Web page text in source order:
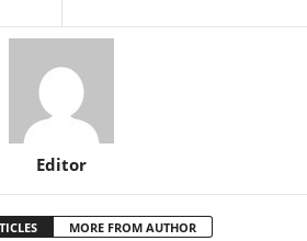
Editor
MORE FROM AUTHOR